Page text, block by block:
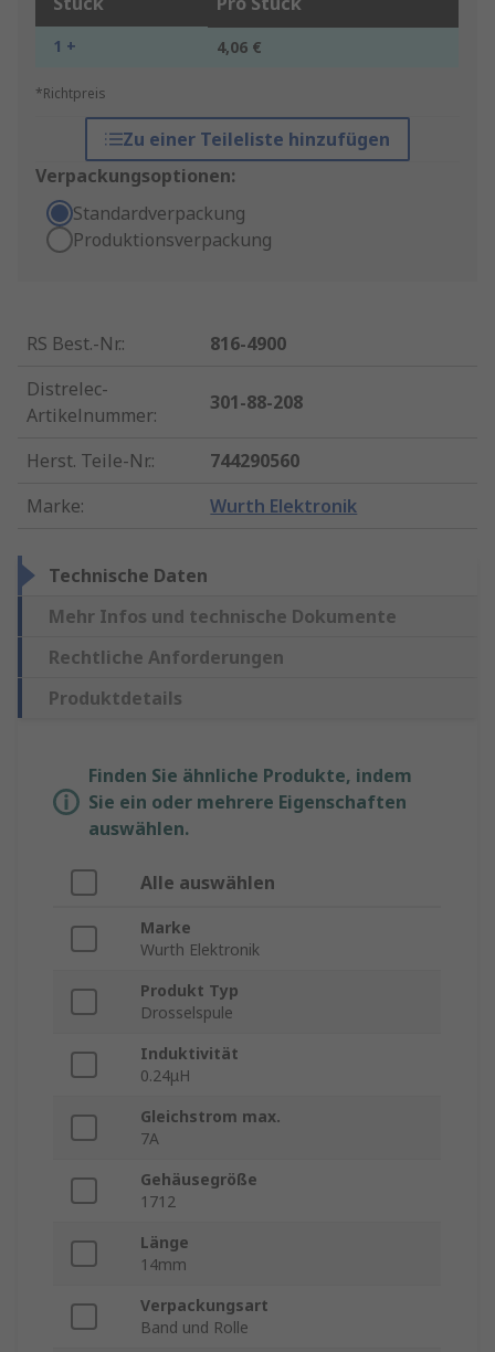
1 + 4,06 €
*Richtpreis
Zu einer Teileliste hinzufügen
Verpackungsoptionen:
Standardverpackung
Produktionsverpackung
RS Best.-Nr.:
816-4900
Distrelec-
Artikelnummer:
301-88-208
Herst. Teile-Nr.:
744290560
Marke: Wurth Elektronik
Technische Daten
Mehr Infos und technische Dokumente
Rechtliche Anforderungen
Produktdetails
Finden Sie ähnliche Produkte, indem
Sie ein oder mehrere Eigenschaften
auswählen.
Alle auswählen
Marke
Wurth Elektronik
Produkt Typ
Drosselspule
Induktivität
0.24μH
Gleichstrom max.
7A
Gehäusegröße
1712
Länge
14mm
Verpackungsart
Band und Rolle